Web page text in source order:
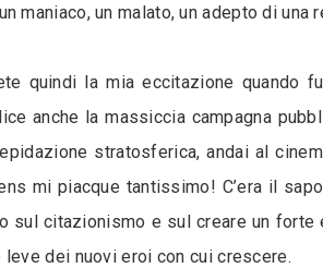
maniaco, un malato, un adepto di
quindi la mia eccitazione quando
anche la massiccia campagna
stratosferica, andai al
mi piacque tantissimo! C’era il
sul citazionismo e sul creare un
leve dei nuovi eroi con cui crescere.